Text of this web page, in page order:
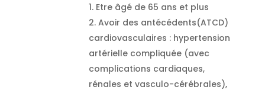
Etre âgé de 65 ans et plus
Avoir des antécédents(ATCD)
cardiovasculaires : hypertension
artérielle compliquée (avec
complications cardiaques,
rénales et vasculo-cérébrales),